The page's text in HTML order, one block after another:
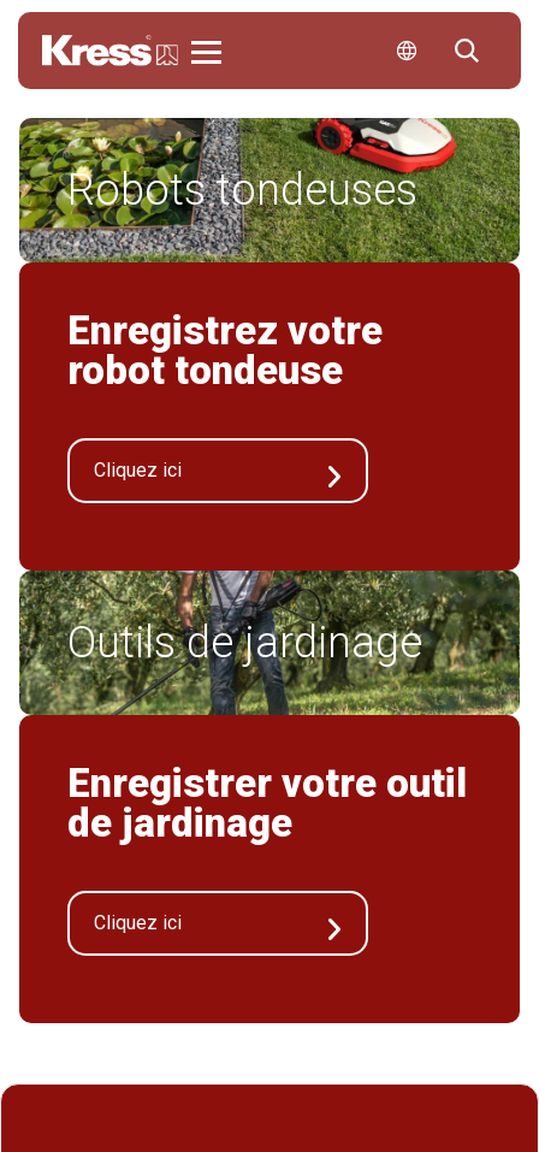
Robots tondeuses
Outils de jardinage
Enregistrez votre
robot tondeuse
Cliquez ici
Enregistrer votre outil
de jardinage
Cliquez ici